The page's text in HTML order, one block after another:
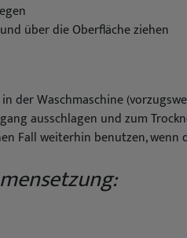
über die Oberfläche ziehen
der Waschmaschine
ausschlagen und zum
Fall weiterhin benutzen,